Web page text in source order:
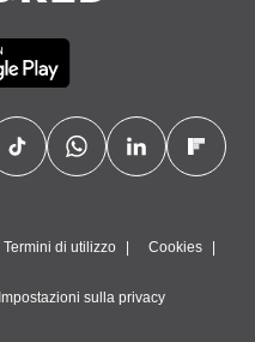
Termini di utilizzo Cookies
Impostazioni sulla privacy